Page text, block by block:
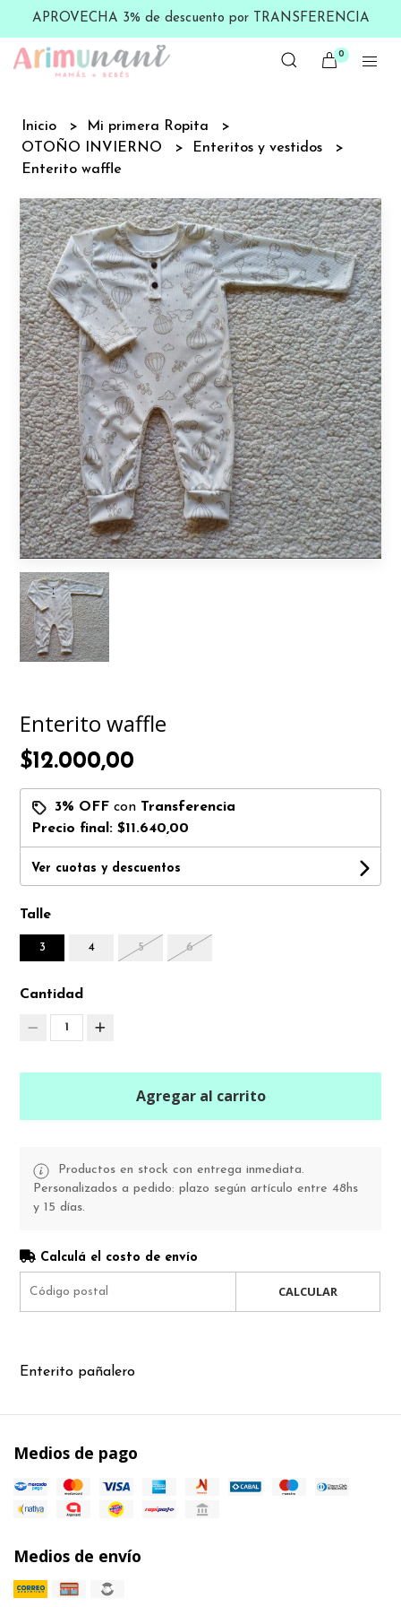
APROVECHA 3% de descuento por TRANSFERENCIA
0
Inicio
Mi primera Ropita
OTOÑO INVIERNO
Enteritos y vestidos
Enterito waffle
Enterito waffle
$12.000,00
3% OFF con Transferencia
Precio final:$11.640,00
Ver cuotas y descuentos
Talle
3 4 5 6
Cantidad
1
Agregar al carrito
Productos en stock con entrega inmediata.
Personalizados a pedido: plazo según artículo entre 48hs
y 15 días.
Calculá el costo de envío
CALCULAR
Enterito pañalero
Medios de pago
Medios de envío